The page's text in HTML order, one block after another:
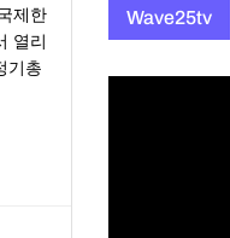
제한
열리
기총
Wave25tv